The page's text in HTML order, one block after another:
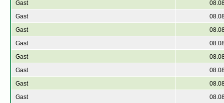
Gast
Gast
Gast
Gast
Gast
Gast
Gast
Gast